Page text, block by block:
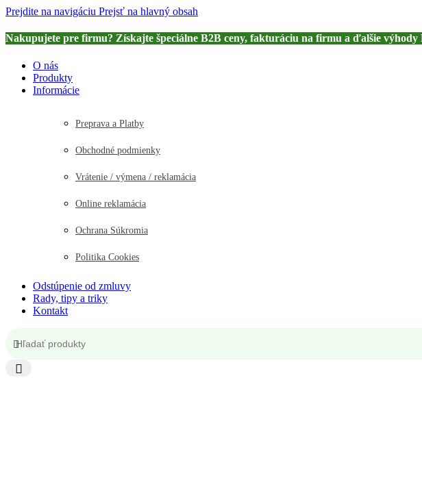
Prejdite na navigáciu Prejsť na hlavný obsah
Nakupujete pre firmu? Získajte špeciálne B2B ceny, fakturáciu na firmu a ďalšie
O nás
Produkty
Informácie
Preprava a Platby
Obchodné podmienky
Vrátenie / výmena / reklamácia
Online reklamácia
Ochrana Súkromia
Politika Cookies
Odstúpenie od zmluvy
Rady, tipy a triky
Kontakt